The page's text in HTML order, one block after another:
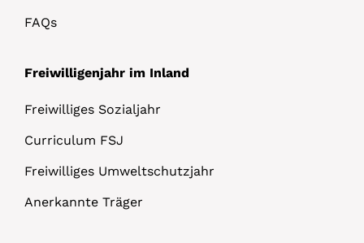
FAQs
Freiwilligenjahr im Inland
Freiwilliges Sozialjahr
Curriculum FSJ
Freiwilliges Umweltschutzjahr
Anerkannte Träger